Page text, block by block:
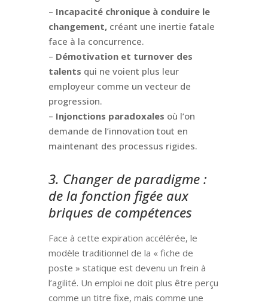
– Incapacité chronique à conduire le
changement,créant une inertie fatale
face à la concurrence.
– Démotivation et turnover des
talents qui ne voient plus leur
employeur comme un vecteur de
progression.
– Injonctions paradoxales où l’on
demande de l’innovation tout en
maintenant des processus rigides.
3. Changer de paradigme :
de la fonction figée aux
briques de compétences
Face à cette expiration accélérée, le
modèle traditionnel de la « fiche de
poste » statique est devenu un frein à
l’agilité. Un emploi ne doit plus être perçu
comme un titre fixe, mais comme une